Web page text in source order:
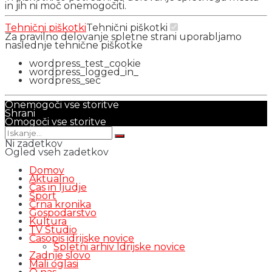
in jih ni moč onemogočiti.
Tehnični piškotkiTehnični piškotki
Za pravilno delovanje spletne strani uporabljamo
naslednje tehnične piškotke
wordpress_test_cookie
wordpress_logged_in_
wordpress_sec
Onemogoči vse storitve
Shrani
Omogoči vse storitve
Ni zadetkov
Ogled vseh zadetkov
Domov
Aktualno
Čas in ljudje
Šport
Črna kronika
Gospodarstvo
Kultura
TV Studio
Časopis idrijske novice
Spletni arhiv Idrijske novice
Zadnje slovo
Mali oglasi